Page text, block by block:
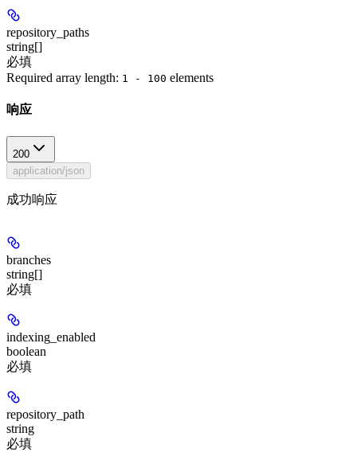
repository_paths
string[]
必填
Required array length: 1 - 100 elements
响应
200
application/json
成功响应
branches
string[]
必填
indexing_enabled
boolean
必填
repository_path
string
必填